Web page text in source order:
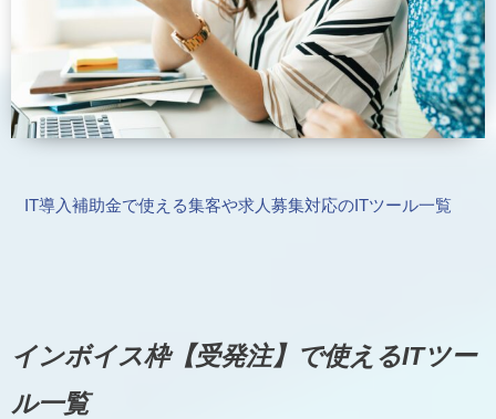
IT導入補助金で使える集客や求人募集対応のITツール一覧
インボイス枠【受発注】で使えるITツー
ル一覧